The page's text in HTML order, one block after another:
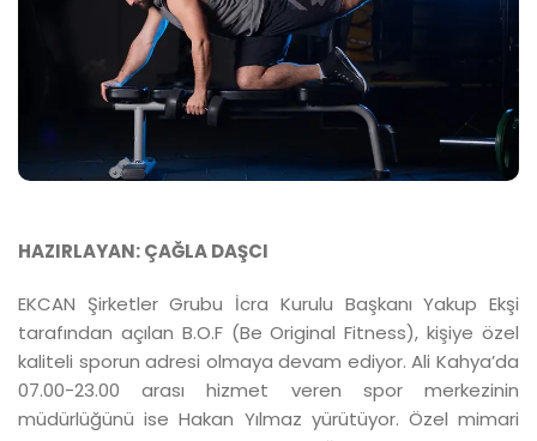
HAZIRLAYAN: ÇAĞLA DAŞCI
EKCAN Şirketler Grubu İcra Kurulu Başkanı Yakup Ekşi
tarafından açılan B.O.F (Be Original Fitness), kişiye özel
kaliteli sporun adresi olmaya devam ediyor. Ali Kahya’da
07.00-23.00 arası hizmet veren spor merkezinin
müdürlüğünü ise Hakan Yılmaz yürütüyor. Özel mimari